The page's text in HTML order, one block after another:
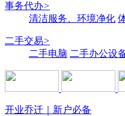
事务代办>
清洁服务、环境净化
二手交易>
二手电脑 二手办公设
开业乔迁｜新户必备